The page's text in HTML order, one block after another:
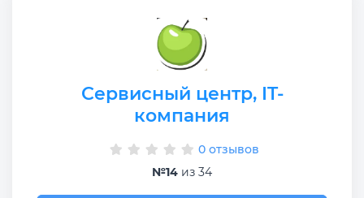
Сервисный центр, IT-
компания
0 отзывов
№14 из 34